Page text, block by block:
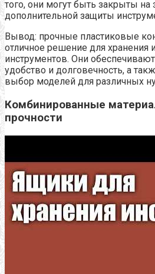
того, они могут быть закрыты на
дополнительной защиты
Вывод: прочные пластиковые
отличное решение для хранения
инструментов. Они
удобство и долговечность, а
выбор моделей для различных
Комбинированные
прочности